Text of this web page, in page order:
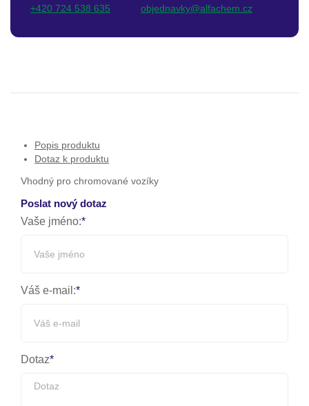
+420 724 538 635 objednavky@alfachem.cz
Popis produktu
Dotaz k produktu
Vhodný pro chromované vozíky
Poslat nový dotaz
Vaše jméno:
Váš e-mail:
Dotaz